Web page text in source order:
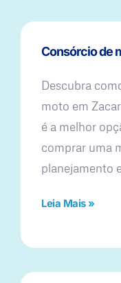
Consórcio de
Descubra
moto em
é a melhor
comprar uma
planejamento
Leia Mais »